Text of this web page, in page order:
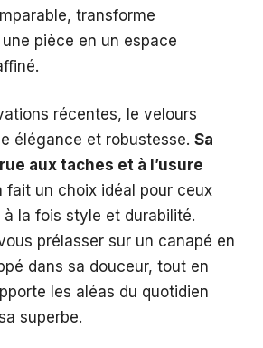
transforme
pièce en un espace
récentes, le velours
élégance et robustesse. Sa
aux taches et à l’usure
fait un choix idéal pour ceux
la fois style et durabilité.
prélasser sur un canapé en
dans sa douceur, tout en
les aléas du quotidien
superbe.